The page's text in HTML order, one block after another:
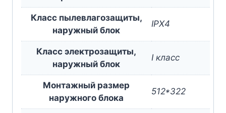
Класс пылевлагозащиты,
наружный блок
IPX4
Класс электрозащиты,
наружный блок
I класс
Монтажный размер
наружного блока
512*322